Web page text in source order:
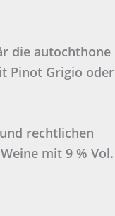
die autochthone
Pinot Grigio oder
rechtlichen
mit 9 % Vol.